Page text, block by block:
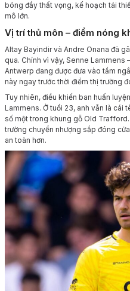
bóng đầy thất vọng, kế hoạch tái
mô lớn.
Vị trí thủ môn – điểm nóng
Altay Bayindir và Andre Onana đã
qua. Chính vì vậy, Senne Lammens
Antwerp đang được đưa vào tầm
này ngay trước thời điểm thị trường
Tuy nhiên, điều khiến ban huấn
Lammens. Ở tuổi 23, anh vẫn là cái
số một trong khung gỗ Old
trường chuyển nhượng sắp đóng
an toàn hơn.